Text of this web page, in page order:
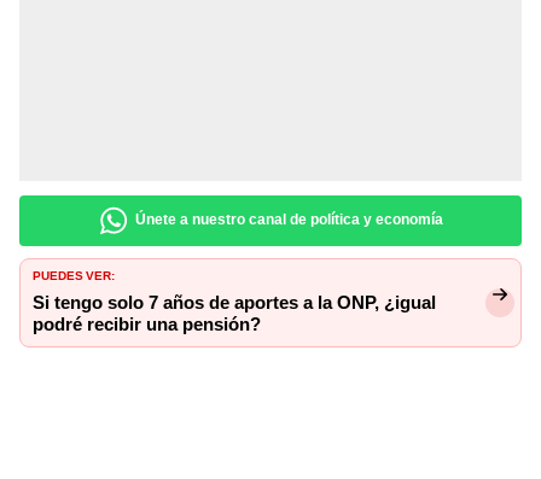
Únete a nuestro canal de política y economía
PUEDES VER:
Si tengo solo 7 años de aportes a la ONP, ¿igual
podré recibir una pensión?